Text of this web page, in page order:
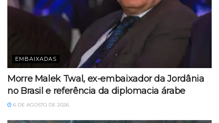
EMBAIXADAS
Morre Malek Twal, ex-embaixador da Jordânia
no Brasil e referência da diplomacia árabe
6 DE AGOSTO DE 2026